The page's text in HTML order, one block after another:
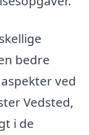
bedre
ved
Vedsted,
i de